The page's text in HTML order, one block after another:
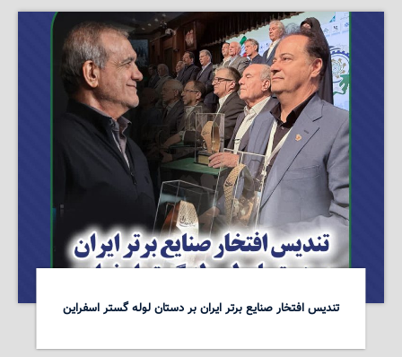
تندیس افتخار صنایع برتر ایران بر دستان لوله گستر اسفراین